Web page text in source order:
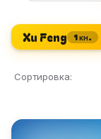
Xu Feng 1 кн.
Сортировка: